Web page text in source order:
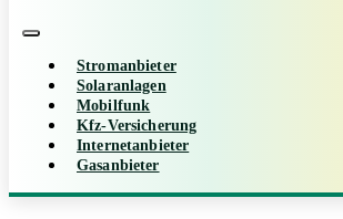
Stromanbieter
Solaranlagen
Mobilfunk
Kfz-Versicherung
Internetanbieter
Gasanbieter